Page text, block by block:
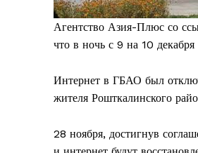
Агентство Азия-Плюс со
что в ночь с 9 на 10
Интернет в ГБАО был
жителя Рошткалинского
28 ноября, достигнув